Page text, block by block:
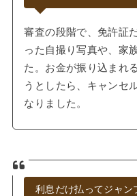
審査の段階で、免許証
った自撮り写真や、家
た。お金が振り込まれ
うとしたら、キャンセ
なりました。
利息だけ払ってジャン